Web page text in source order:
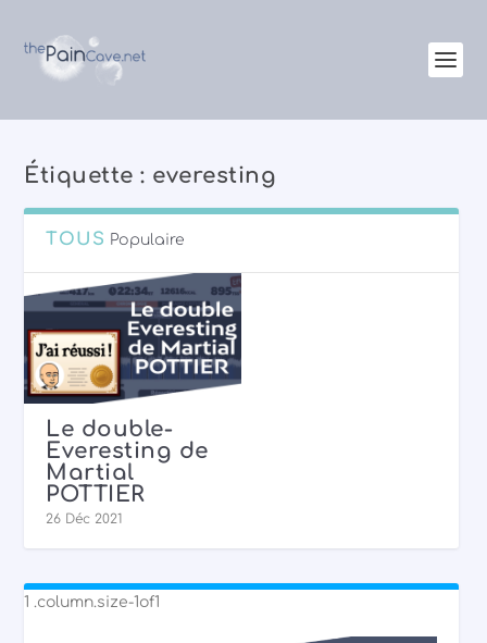
Étiquette : everesting
TOUS Populaire
Le double-
Everesting de
Martial
POTTIER
26 Déc 2021